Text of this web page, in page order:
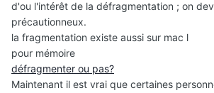
d'ou l'intérêt de la défragmentation ; on
précautionneux.
la fragmentation existe aussi sur mac l
pour mémoire
défragmenter ou pas?
Maintenant il est vrai que certaines